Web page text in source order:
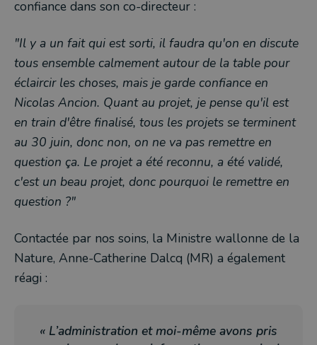
confiance dans son co-directeur :
"Il y a un fait qui est sorti, il faudra qu'on en discute
tous ensemble calmement autour de la table pour
éclaircir les choses, mais je garde confiance en
Nicolas Ancion. Quant au projet, je pense qu'il est
en train d'être finalisé, tous les projets se terminent
au 30 juin, donc non, on ne va pas remettre en
question ça. Le projet a été reconnu, a été validé,
c'est un beau projet, donc pourquoi le remettre en
question ?"
Contactée par nos soins, la Ministre wallonne de la
Nature, Anne-Catherine Dalcq (MR) a également
réagi :
« L’administration et moi-même avons pris